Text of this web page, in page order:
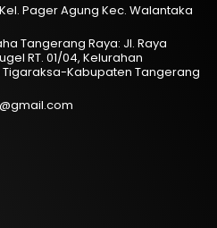
Kel. Pager Agung Kec. Walantaka
Tangerang Raya: Jl. Raya
RT. 01/04, Kelurahan
Kabupaten Tangerang